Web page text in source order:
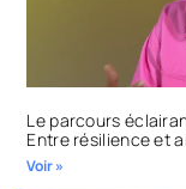
Le parcours
Entre résilience et
Voir »